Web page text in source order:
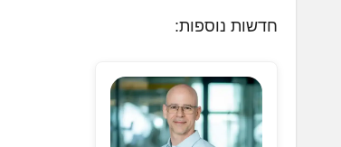
חדשות נוספות: